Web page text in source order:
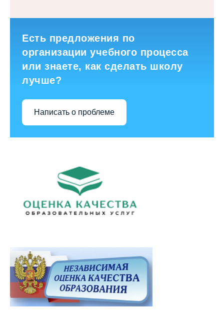
Есть предложения по
организации учебного процесса
или знаете, как сделать школу
лучше?
Написать о проблеме